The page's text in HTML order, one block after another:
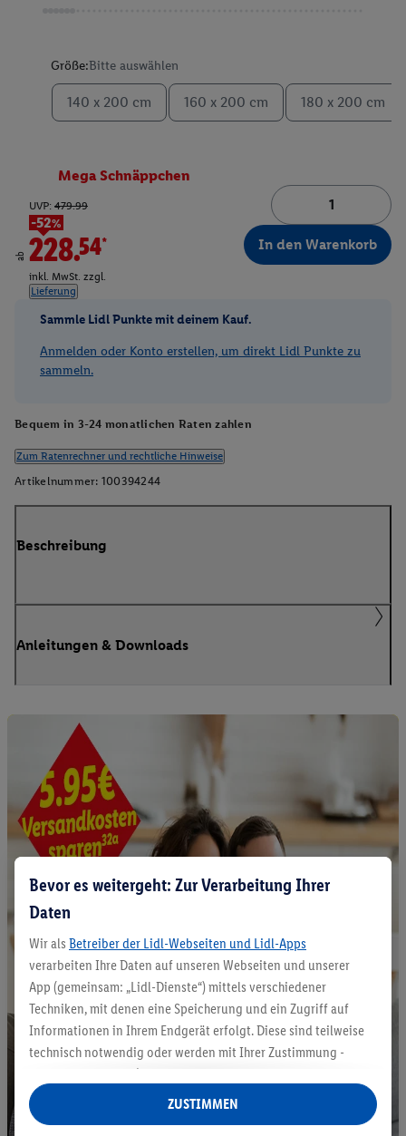
Größe:Bitte auswählen
140 x 200 cm 160 x 200 cm 180 x 200 cm
Mega Schnäppchen
ab
UVP: 479.99
-52%
228.54*
inkl. MwSt. zzgl.
Lieferung
In den Warenkorb
Sammle Lidl Punkte mit deinem Kauf.
Anmelden oder Konto erstellen, um direkt Lidl Punkte zu
sammeln.
Bequem in 3-24 monatlichen Raten zahlen
Zum Ratenrechner und rechtliche Hinweise
Artikelnummer: 100394244
Beschreibung
Anleitungen & Downloads
Bevor es weitergeht: Zur Verarbeitung Ihrer
Daten
Wir als Betreiber der Lidl-Webseiten und Lidl-Apps
verarbeiten Ihre Daten auf unseren Webseiten und unserer
App (gemeinsam: „Lidl-Dienste“) mittels verschiedener
Techniken, mit denen eine Speicherung und ein Zugriff auf
Informationen in Ihrem Endgerät erfolgt. Diese sind teilweise
technisch notwendig oder werden mit Ihrer Zustimmung -
auch durch Partner (u.a.
Verantwortliche; im Zusammenhang mit dem IAB TCF
insgesamt
ZUSTIMMEN